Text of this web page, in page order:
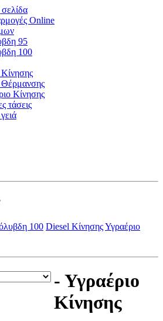
Online
95
100
Κίνησης
τάσεις
100 Diesel ΚίνησηςΥγραέριο
- Υγραέριο
Κίνησης